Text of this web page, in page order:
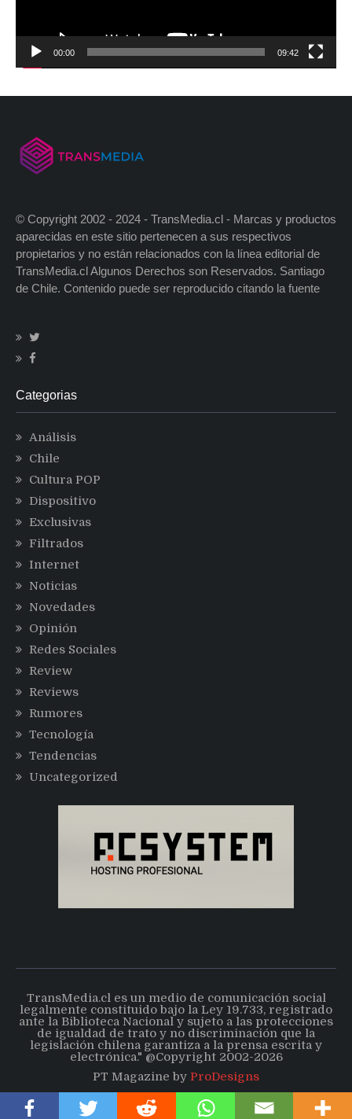
00:00 09:42
© Copyright 2002 - 2024 - TransMedia.cl - Marcas y productos
aparecidas en este sitio pertenecen a sus respectivos
propietarios y no están relacionados con la línea editorial de
TransMedia.cl Algunos Derechos son Reservados. Santiago
de Chile. Contenido puede ser reproducido citando la fuente
Categorias
Análisis
Chile
Cultura POP
Dispositivo
Exclusivas
Filtrados
Internet
Noticias
Novedades
Opinión
Redes Sociales
Review
Reviews
Rumores
Tecnología
Tendencias
Uncategorized
TransMedia.cl es un medio de comunicación social
legalmente constituido bajo la Ley 19.733, registrado
ante la Biblioteca Nacional y sujeto a las protecciones
de igualdad de trato y no discriminación que la
legislación chilena garantiza a la prensa escrita y
electrónica." @Copyright 2002-2026
PT Magazine by ProDesigns